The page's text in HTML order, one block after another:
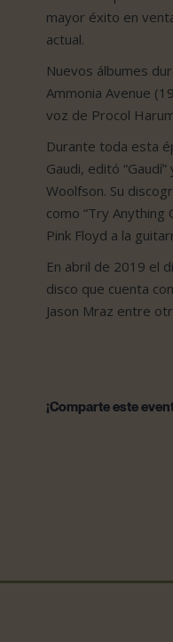
mayor éxito en
actual.
Nuevos álbumes
Ammonia Avenue
voz de Procol
Durante toda esta
Gaudi, editó
Woolfson. Su
como “Try Anything
Pink Floyd a la
En abril de 2019 el
disco que cuenta
Jason Mraz entre
¡Comparte este